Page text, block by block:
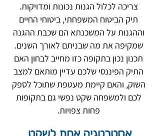
צריכה לכלול הגנות נכונות ומדויקות.
תיק הביטוח המשפחתי, ביטוחי החיים
וההגנות על המשכנתא הם שכבת ההגנה
שמקיפה את מה שבניתם לאורך השנים.
תכנון נכון בתקופה כזו מחייב לבחון האם
התיק הפיננסי שלכם עדיין מותאם למצב
השוק, והאם קיימת מעטפת שתוכל לספק
לכם ולמשפחה שקט נפשי גם בתקופות
פחות צפויות.